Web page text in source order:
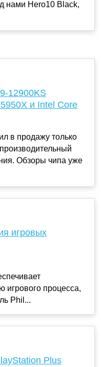
нами Hero10 Black,
12900KS
и Intel Core
в продажу только
Обзоры чипа уже
игровых
игрового процесса,
Phil...
Plus